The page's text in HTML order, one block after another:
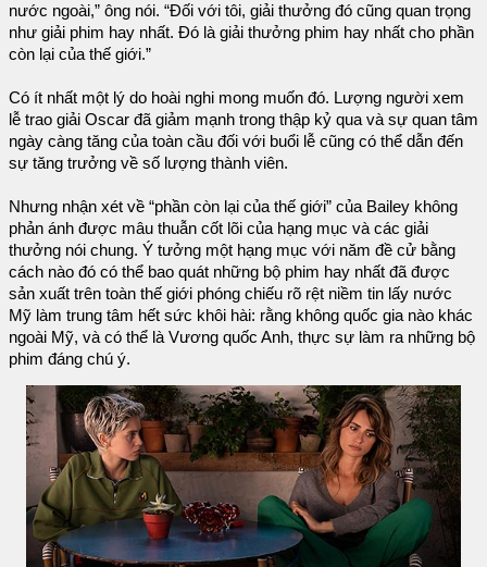
nước ngoài,” ông nói. “Đối với tôi, giải thưởng đó cũng quan trọng
như giải phim hay nhất. Đó là giải thưởng phim hay nhất cho phần
còn lại của thế giới.”
Có ít nhất một lý do hoài nghi mong muốn đó. Lượng người xem
lễ trao giải Oscar đã giảm mạnh trong thập kỷ qua và sự quan tâm
ngày càng tăng của toàn cầu đối với buổi lễ cũng có thể dẫn đến
sự tăng trưởng về số lượng thành viên.
Nhưng nhận xét về “phần còn lại của thế giới” của Bailey không
phản ánh được mâu thuẫn cốt lõi của hạng mục và các giải
thưởng nói chung. Ý tưởng một hạng mục với năm đề cử bằng
cách nào đó có thể bao quát những bộ phim hay nhất đã được
sản xuất trên toàn thế giới phóng chiếu rõ rệt niềm tin lấy nước
Mỹ làm trung tâm hết sức khôi hài: rằng không quốc gia nào khác
ngoài Mỹ, và có thể là Vương quốc Anh, thực sự làm ra những bộ
phim đáng chú ý.